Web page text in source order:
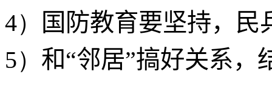
4）
国防教育要坚持，民
5） 和“邻居”搞好关系，